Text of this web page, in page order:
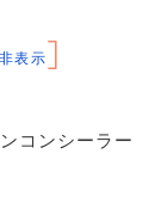
非表示]
コンシーラー